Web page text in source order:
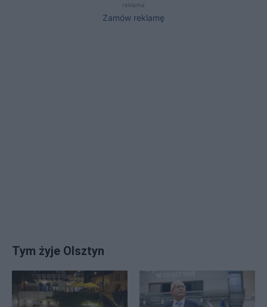
reklama
Zamów reklamę
Tym żyje Olsztyn